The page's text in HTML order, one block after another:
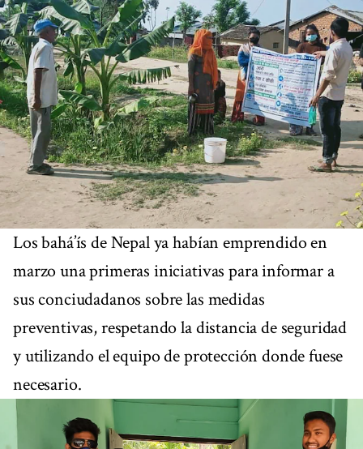
Los bahá’ís de Nepal ya habían emprendido en
marzo una primeras iniciativas para informar a
sus conciudadanos sobre las medidas
preventivas, respetando la distancia de seguridad
y utilizando el equipo de protección donde fuese
necesario.